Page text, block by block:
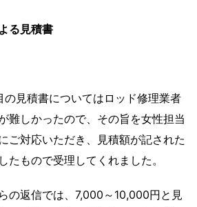
る見積書
の見積書についてはロッド修理業者
難しかったので、その旨を女性担当
ご対応いただき、見積額が記された
たもので受理してくれました。
の返信では、7,000～10,000円と見